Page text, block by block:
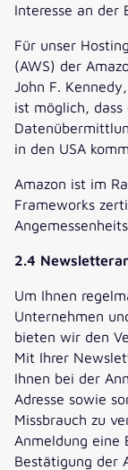
Interesse an der
Für unser
(AWS) der
John F.
ist möglich, dass
in den USA
Amazon ist im
Frameworks
2.4
Um Ihnen
Unternehmen
bieten wir den
Mit Ihrer
Ihnen bei der
Adresse sowie
Missbrauch zu
Anmeldung eine
Bestätigung der